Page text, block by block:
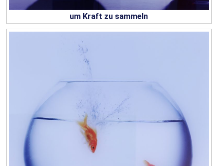
um Kraft zu sammeln